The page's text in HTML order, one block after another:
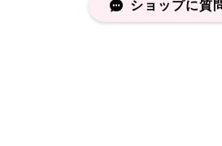
ショップに質